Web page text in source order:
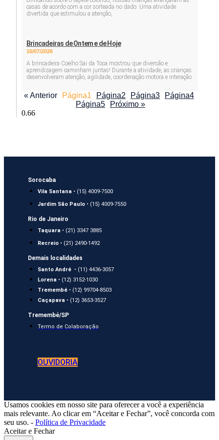
casas de acordo com a cor sorteada no dado. Uma atividade
divertida que estimulou a atenção,
Brincadeiras de Ontem e de Hoje
16/07/2026
A brincadeira Coelho Sai da Toca mostrou que diversão e
aprendizagem caminham juntas! Durante a atividade, as crianças
desenvolveram atenção, agilidade, coordenação motora e interação
« Anterior Página1 Página2 Página3 Página4
Página5 Próximo »
Sorocaba
Vila Santana • (15) 4009-7500
Jardim São Paulo • (15) 4009-7550
Rio de Janeiro
Taquara • (21) 3347 3885
Recreio • (21) 2490-1492
Demais localidades
Santo André • (11) 4436-3057
Lorena • (12) 3152-1030
Tremembé • (12) 99704-8503
Caçapava • (12) 3653-3527
Tremembé/SP
Termo de Colaboração
OUVIDORIA
Usamos cookies em nosso site para oferecer a você a experiência
mais relevante. Ao clicar em “Aceitar e Fechar”, você concorda com
seu uso. - Política de Privacidade
Aceitar e Fechar